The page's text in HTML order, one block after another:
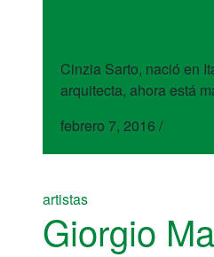
Cinzia Sarto, nació en
arquitecta, ahora está
febrero 7, 2016 /
artistas
Giorgio